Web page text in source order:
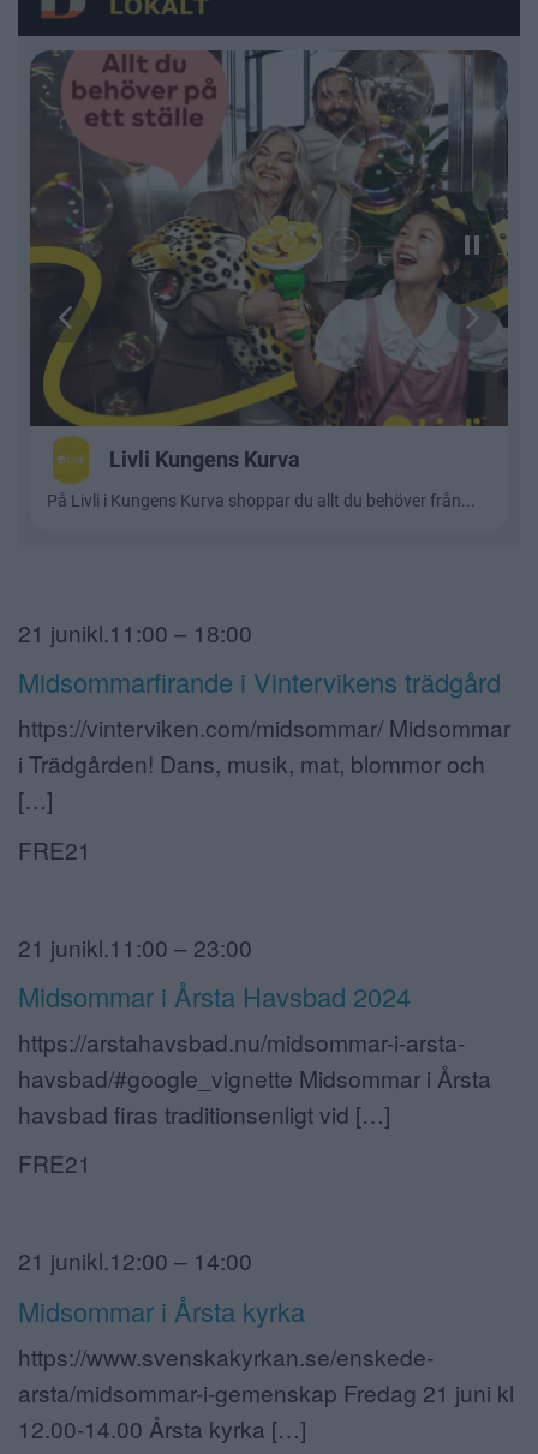
21 junikl.11:00 – 18:00
Midsommarfirande i Vintervikens trädgård
https://vinterviken.com/midsommar/ Midsommar
i Trädgården! Dans, musik, mat, blommor och
[…]
FRE21
21 junikl.11:00 – 23:00
Midsommar i Årsta Havsbad 2024
https://arstahavsbad.nu/midsommar-i-arsta-
havsbad/#google_vignette Midsommar i Årsta
havsbad firas traditionsenligt vid […]
FRE21
21 junikl.12:00 – 14:00
Midsommar i Årsta kyrka
https://www.svenskakyrkan.se/enskede-
arsta/midsommar-i-gemenskap Fredag 21 juni kl
12.00-14.00 Årsta kyrka […]